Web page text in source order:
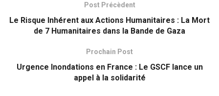
Post Précèdent
Le Risque Inhérent aux Actions Humanitaires : La Mort
de 7 Humanitaires dans la Bande de Gaza
Prochain Post
Urgence Inondations en France : Le GSCF lance un
appel à la solidarité